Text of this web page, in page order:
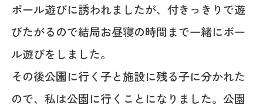
ボール遊びに誘われましたが、付きっきりで遊
びたがるので結局お昼寝の時間まで一緒にボー
ル遊びをしました。
その後公園に行く子と施設に残る子に分かれた
ので、私は公園に行くことになりました。公園